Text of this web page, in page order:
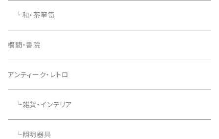
└和・茶箪笥
欄間・書院
アンティーク・レトロ
└雑貨・インテリア
└照明器具